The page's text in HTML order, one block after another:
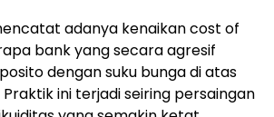
adanya kenaikan cost of
bank yang secara agresif
dengan suku bunga di atas
ini terjadi seiring persaingan